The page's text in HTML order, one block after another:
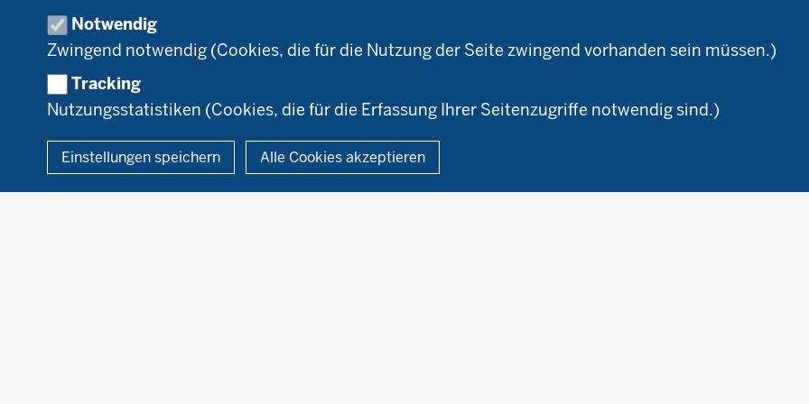
Notwendig
Zwingend notwendig (Cookies, die für die Nutzung der Seite zwingend vorhanden sein müssen.)
Tracking
Nutzungsstatistiken (Cookies, die für die Erfassung Ihrer Seitenzugriffe notwendig sind.)
Einstellungen speichern Alle Cookies akzeptieren
Förderung